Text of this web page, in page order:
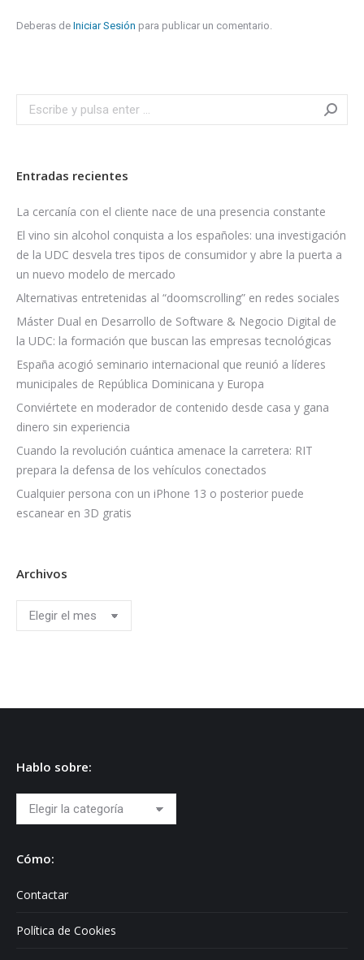
Deberas de Iniciar Sesión para publicar un comentario.
Search:
Entradas recientes
La cercanía con el cliente nace de una presencia constante
El vino sin alcohol conquista a los españoles: una investigación
de la UDC desvela tres tipos de consumidor y abre la puerta a
un nuevo modelo de mercado
Alternativas entretenidas al “doomscrolling” en redes sociales
Máster Dual en Desarrollo de Software & Negocio Digital de
la UDC: la formación que buscan las empresas tecnológicas
España acogió seminario internacional que reunió a líderes
municipales de República Dominicana y Europa
Conviértete en moderador de contenido desde casa y gana
dinero sin experiencia
Cuando la revolución cuántica amenace la carretera: RIT
prepara la defensa de los vehículos conectados
Cualquier persona con un iPhone 13 o posterior puede
escanear en 3D gratis
Archivos
Archivos
Hablo sobre:
Hablo
sobre:
Cómo:
Contactar
Política de Cookies